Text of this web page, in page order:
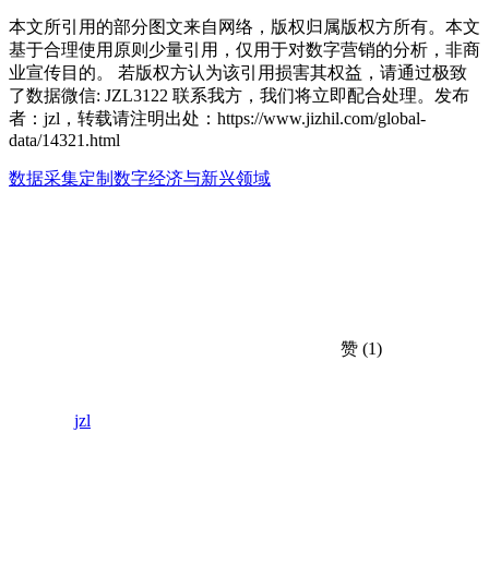
本文所引用的部分图文来自网络，版权归属版权方所有。本文
基于合理使用原则少量引用，仅用于对数字营销的分析，非商
业宣传目的。 若版权方认为该引用损害其权益，请通过极致
了数据微信: JZL3122 联系我方，我们将立即配合处理。发布
者：jzl，转载请注明出处： https://www.jizhil.com/global-
data/14321.html
数据采集定制 数字经济与新兴领域
赞 (1)
jzl